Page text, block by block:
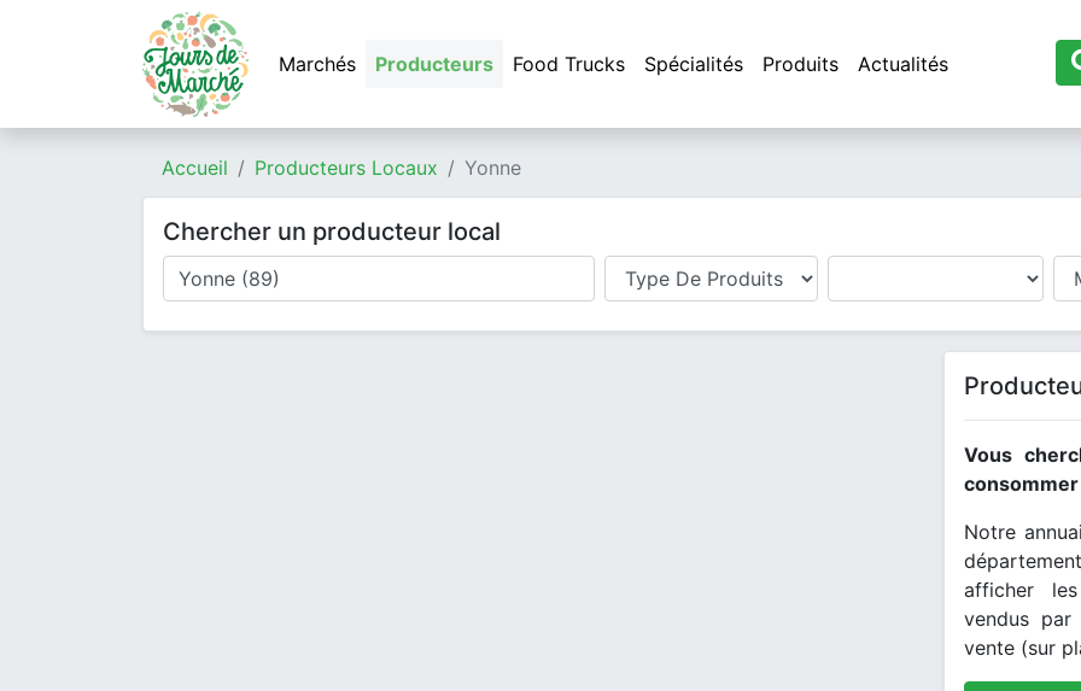
Marchés Producteurs Food Trucks Spécialités Produits Actualités
Accueil Producteurs Locaux Yonne
Chercher un producteur local
Où cherchez-vous un producteur ?
Type de produits
Produits
Mode de livraison
Vous
consommer
Notre
afficher
vendus
vente (sur